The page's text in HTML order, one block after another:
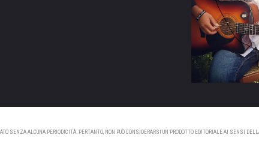
SENZA ALCUNA PERIODICITÀ. PERTANTO, NON PUÒ CONSIDERARSI UN PRODOTTO EDITORIALE AI SENSI